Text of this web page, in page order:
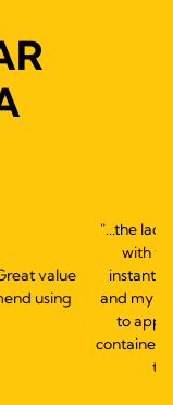
value
using
"...the
with
instantly
and my
to
container